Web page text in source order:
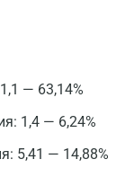
— 63,14%
1,4 — 6,24%
5,41 — 14,88%